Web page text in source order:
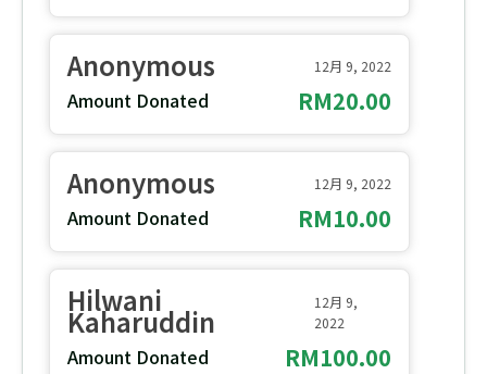
Anonymous 12月 9, 2022
Amount Donated RM20.00
Anonymous 12月 9, 2022
Amount Donated RM10.00
Hilwani
Kaharuddin
12月 9,
2022
Amount Donated RM100.00